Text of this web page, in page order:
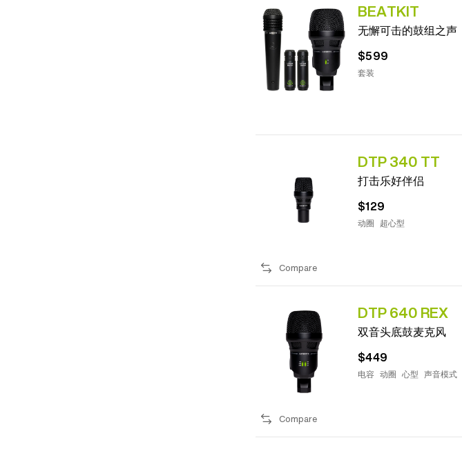
BEATKIT
无懈可击的鼓组之声
$599
套装
DTP 340 TT
打击乐好伴侣
$129
动圈 超心型
Compare
DTP 640 REX
双音头底鼓麦克风
$449
电容 动圈 心型 声音模式
Compare